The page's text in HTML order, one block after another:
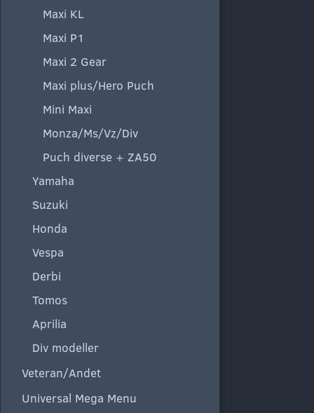
Maxi KL
Maxi P1
Maxi 2 Gear
Maxi plus/Hero Puch
Mini Maxi
Monza/Ms/Vz/Div
Puch diverse + ZA50
Yamaha
Suzuki
Honda
Vespa
Derbi
Tomos
Aprilia
Div modeller
Veteran/Andet
Universal Mega Menu